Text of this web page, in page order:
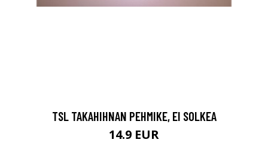
TSL TAKAHIHNAN PEHMIKE, EI SOLKEA
14.9 EUR